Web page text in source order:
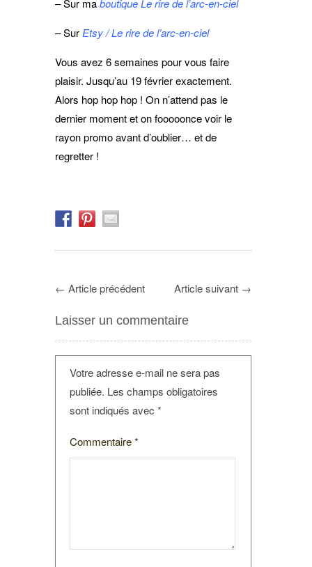
– Sur Etsy / Le rire de l’arc-en-ciel
Vous avez 6 semaines pour vous faire
plaisir. Jusqu’au 19 février exactement.
Alors hop hop hop ! On n’attend pas le
dernier moment et on fooooonce voir le
rayon promo avant d’oublier… et de
regretter !
← Article précédent Article suivant →
Laisser un commentaire
Votre adresse e-mail ne sera pas
publiée. Les champs obligatoires
sont indiqués avec *
Commentaire*